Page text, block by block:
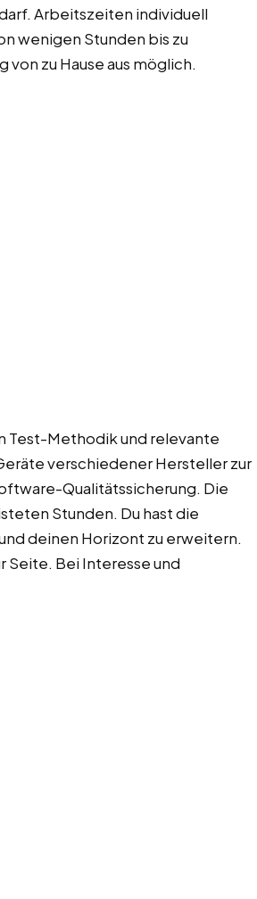
Arbeitszeiten individuell
wenigen Stunden bis zu
zu Hause aus möglich.
Test-Methodik und relevante
verschiedener Hersteller zur
Qualitätssicherung. Die
Stunden. Du hast die
deinen Horizont zu erweitern.
Seite. Bei Interesse und